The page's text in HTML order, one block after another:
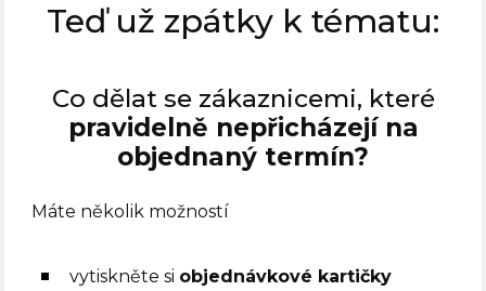
Teď už zpátky k tématu:
Co dělat se zákaznicemi, které
pravidelně nepřicházejí na
objednaný termín?
Máte několik možností
vytiskněte si objednávkové kartičky